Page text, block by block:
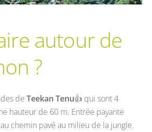
autour de
?
de Teekan Tenu👍 qui sont 4
hauteur de 60 m. Entrée payante
chemin pavé au milieu de la jungle.